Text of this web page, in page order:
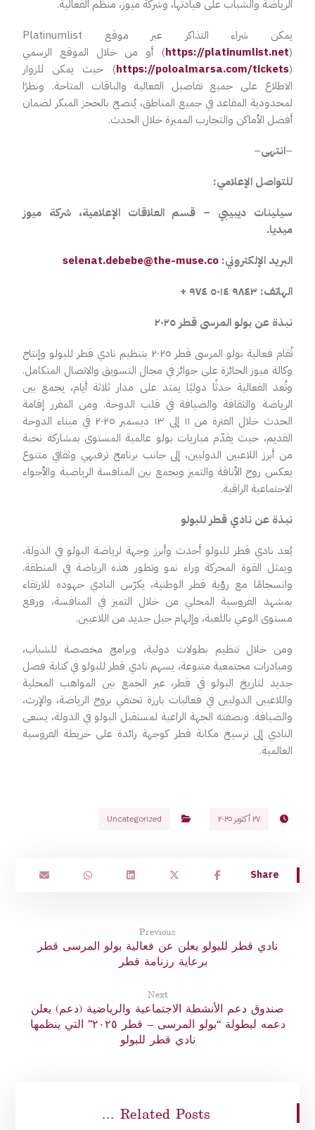
الرياضة والشباب على قيادتها، وشركة ميوز، منظم الفعالية.
يمكن شراء التذاكر عبر موقع Platinumlist
‏(
https://platinumlist.net
) أو من خلال الموقع الرسمي
‏(
https://poloalmarsa.com/tickets) حيث يمكن للزوار
الاطلاع على جميع تفاصيل الفعالية والباقات المتاحة. ونظرًا
لمحدودية المقاعد في جميع المناطق، يُنصح بالحجز المبكر لضمان
أفضل الأماكن والتجارب المميزة خلال الحدث.
–انتهى–
للتواصل الإعلامي:
سيلينات ديبيبي – قسم العلاقات الإعلامية، شركة ميوز
ميديا.
البريد الإلكتروني:selenat.debebe@the-muse.co
الهاتف: ‎٩٨٤٣ ٥٠١٤ ٩٧٤ +
نبذة عن بولو المرسى قطر ٢٠٢٥
تُقام فعالية بولو المرسى قطر
بتنظيم نادي قطر للبولو وإنتاج
وكالة ميوز الحائزة على جوائز في مجال التسويق والاتصال المتكامل.
وتُعد الفعالية حدثًا دوليًا يمتد على مدار ثلاثة أيام، يجمع بين
الرياضة والثقافة والضيافة في قلب الدوحة. ومن المقرر إقامة
الحدث خلال الفترة من ١١ إلى ١٣ ديسمبر ٢٠٢٥ في ميناء الدوحة
القديم، حيث يقدّم مباريات بولو عالمية المستوى بمشاركة نخبة
من أبرز اللاعبين الدوليين، إلى جانب برنامج ترفيهي وثقافي متنوع
يعكس روح الأناقة والتميز ويجمع بين المنافسة الرياضية والأجواء
الاجتماعية الراقية.
نبذة عن نادي قطر للبولو
يُعد نادي قطر للبولو أحدث وأبرز وجهة لرياضة البولو في الدولة،
ويمثل القوة المحركة وراء نمو وتطور هذه الرياضة في المنطقة.
وانسجامًا مع رؤية قطر الوطنية، يكرّس النادي جهوده للارتقاء
بمشهد الفروسية المحلي من خلال التميز في المنافسة، ورفع
مستوى الوعي باللعبة، وإلهام جيل جديد من اللاعبين.
ومن خلال تنظيم بطولات دولية، وبرامج مخصصة للشباب،
ومبادرات مجتمعية متنوعة، يسهم نادي قطر للبولو في كتابة فصل
جديد لتاريخ البولو في قطر، عبر الجمع بين المواهب المحلية
واللاعبين الدوليين في فعاليات بارزة تحتفي بروح الرياضة، والإرث،
والضيافة. وبصفته الجهة الراعية لمستقبل البولو في الدولة، يسعى
النادي إلى ترسيخ مكانة قطر كوجهة رائدة على خريطة الفروسية
العالمية.
٢٧ أكتوبر ٢٠٢٥ Uncategorized
Previous
نادي قطر للبولو يعلن عن فعالية بولو المرسى قطر
برعاية رزنامة قطر
Next
صندوق دعم الأنشطة الاجتماعية والرياضية (دعم) يعلن
دعمه لبطولة “بولو المرسى – قطر ٢٠٢٥” التي ينظمها
نادي قطر للبولو
Related Posts ...